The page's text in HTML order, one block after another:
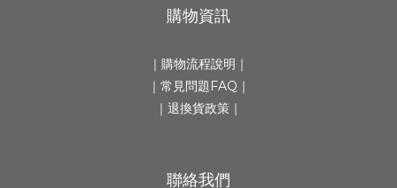
購物資訊
｜ 購物流程說明 ｜
｜ 常見問題FAQ ｜
｜ 退換貨政策 ｜
聯絡我們